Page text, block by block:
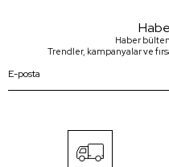
Haber
Trendler, kampanyalar ve